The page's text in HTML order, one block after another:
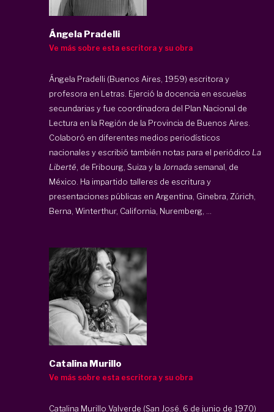
Ángela Pradelli
Ve más sobre esta escritora y su obra
Ángela Pradelli (Buenos Aires, 1959) escritora y
profesora en Letras. Ejerció la docencia en escuelas
secundarias y fue coordinadora del Plan Nacional de
Lectura en la Región de la Provincia de Buenos Aires.
Colaboró en diferentes medios periodísticos
nacionales y escribió también notas para el periódico La
Liberté , de Fribourg, Suiza y la Jornadasemanal, de
México. Ha impartido talleres de escritura y
presentaciones públicas en Argentina, Ginebra, Zúrich,
Berna, Winterthur, California, Nuremberg, ...
Catalina Murillo
Ve más sobre esta escritora y su obra
Catalina Murillo Valverde (San José, 6 de junio de 1970)